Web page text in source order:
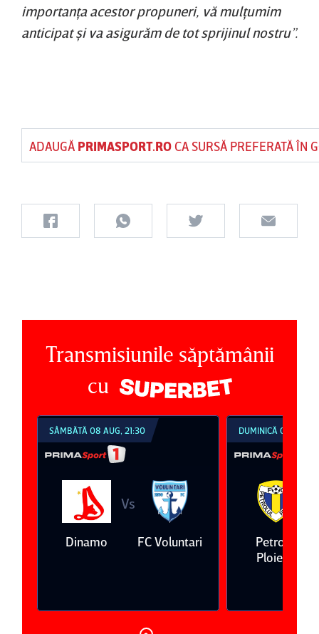
importanţa acestor propuneri, vă mulţumim
anticipat şi va asigurăm de tot sprijinul nostru”.
ADAUGĂ PRIMASPORT.ROCA SURSĂ PREFERATĂ ÎN
Transmisiunile săptămânii
cu
SÂMBĂTĂ 08 AUG, 21:30
Dinamo
Vs
FC Voluntari
DUMINICĂ 09 AUG,
Petrolul
Ploieşti